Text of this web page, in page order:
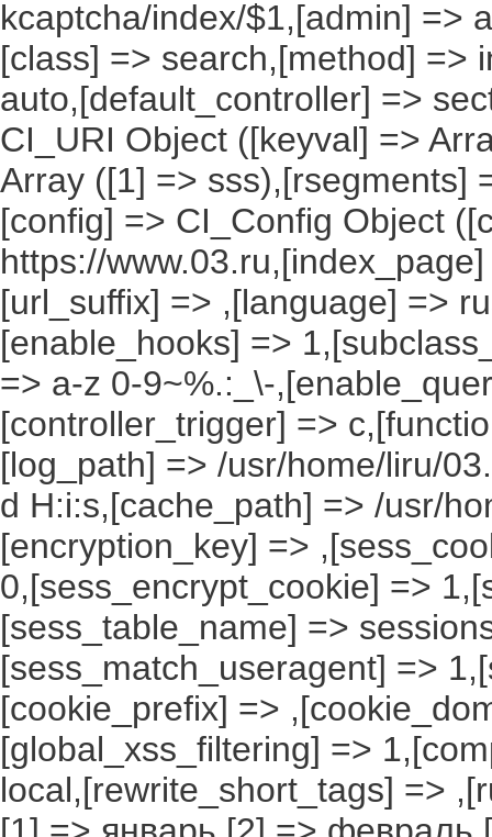
kcaptcha/index/$1,[admin] =>
[class] => search,[method] =>
auto,[default_controller] =>
CI_URI Object ([keyval] =>
Array ([1] => sss),[rsegments]
[config] => CI_Config Object
https://
[url_suffix] => ,[language] =>
[enable_hooks] =>
=> a-z 0-9~%.:_\-
[controller_trigger] =>
[log_path] => /usr/home/liru/
d H:i:s,[cache_path] => /usr/
[encryption_key] =>
0,[sess_encrypt_cookie] =>
[sess_table_name] =>
[sess_match_useragent] =>
[cookie_prefix] =>
[global_xss_filtering] =>
local,[rewrite_short_tags] =>